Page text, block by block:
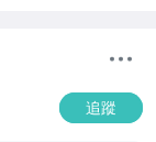
追蹤